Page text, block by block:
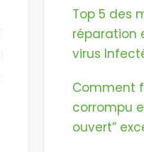
Top 5 des
réparation
virus
Comment
corrompu
ouvert”